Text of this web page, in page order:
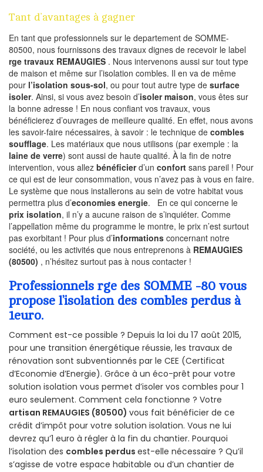
Tant d’avantages à gagner
En tant que professionnels sur le departement de SOMME-
80500, nous fournissons des travaux dignes de recevoir le label
rge travaux REMAUGIES . Nous intervenons aussi sur tout type
de maison et même sur l’isolation combles. Il en va de même
pour l’isolation sous-sol, ou pour tout autre type de surface
isoler. Ainsi, si vous avez besoin d’isoler maison, vous êtes sur
la bonne adresse ! En nous confiant vos travaux, vous
bénéficierez d’ouvrages de meilleure qualité. En effet, nous avons
les savoir-faire nécessaires, à savoir : le technique de combles
soufflage. Les matériaux que nous utilisons (par exemple : la
laine de verre) sont aussi de haute qualité. À la fin de notre
intervention, vous allez bénéficierd’un confort sans pareil ! Pour
ce qui est de leur consommation, vous n’avez pas à vous en faire.
Le système que nous installerons au sein de votre habitat vous
permettra plus d’economies energie. En ce qui concerne le
prix isolation, il n’y a aucune raison de s’inquiéter. Comme
l’appellation même du programme le montre, le prix n’est surtout
pas exorbitant ! Pour plus d’informations concernant notre
société, ou les activités que nous entreprenons à REMAUGIES
(80500) , n’hésitez surtout pas à nous contacter !
Professionnels rge des SOMME -80 vous
propose l’isolation des combles perdus à
1euro.
Comment est-ce possible ? Depuis la loi du 17 août 2015,
pour une transition énergétique réussie, les travaux de
rénovation sont subventionnés par le CEE (Certificat
d’Economie d’Energie). Grâce à un éco-prêt pour votre
solution isolation vous permet d’isoler vos combles pour 1
euro seulement. Comment cela fonctionne ? Votre
artisan REMAUGIES (80500) vous fait bénéficier de ce
crédit d’impôt pour votre solution isolation. Vous ne lui
devrez qu’1 euro à régler à la fin du chantier. Pourquoi
l’isolation des combles perdus est-elle nécessaire ? Qu’il
s’agisse de votre espace habitable ou d’un chantier de